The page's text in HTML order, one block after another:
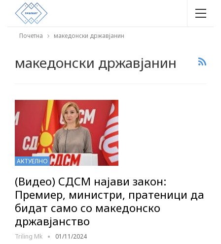
Почетна македонски државјанин
македонски државјанин
АКТУЕЛНО
(Видео) СДСМ најави закон:
Премиер, министри, пратеници да
бидат само со македонско
државјанство
Triling Mk 01/11/2024